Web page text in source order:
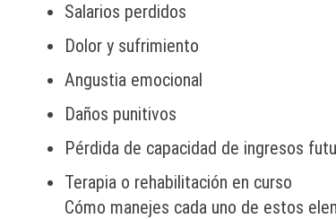
Salarios perdidos
Dolor y sufrimiento
Angustia emocional
Daños punitivos
Pérdida de capacidad de ingresos
Terapia o rehabilitación en curso
Cómo manejes cada uno de estos